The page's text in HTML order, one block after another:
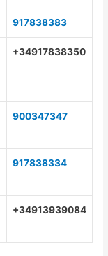
917838383
+34917838350
900347347
917838334
+34913939084